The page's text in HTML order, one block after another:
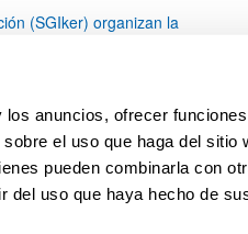
anuncios, ofrecer
el uso que haga del sitio
pueden combinarla con
del uso que haya hecho de
(SGIker) organizan la
silvestre
Use TAB para